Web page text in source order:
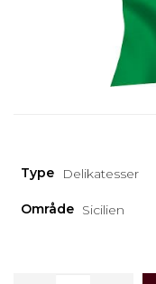
Type Delikatesser
Område Sicilien